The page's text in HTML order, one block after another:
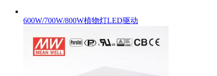
600W/700W/800W植物灯LED驱动